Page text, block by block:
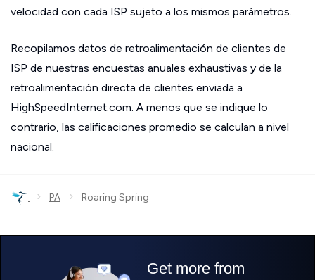
velocidad con cada ISP sujeto a los mismos parámetros.
Recopilamos datos de retroalimentación de clientes de
ISP de nuestras encuestas anuales exhaustivas y de la
retroalimentación directa de clientes enviada a
HighSpeedInternet.com. A menos que se indique lo
contrario, las calificaciones promedio se calculan a nivel
nacional.
› PA › Roaring Spring